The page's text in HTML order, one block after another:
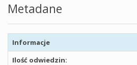
Metadane
Informacje
Ilość odwiedzin: